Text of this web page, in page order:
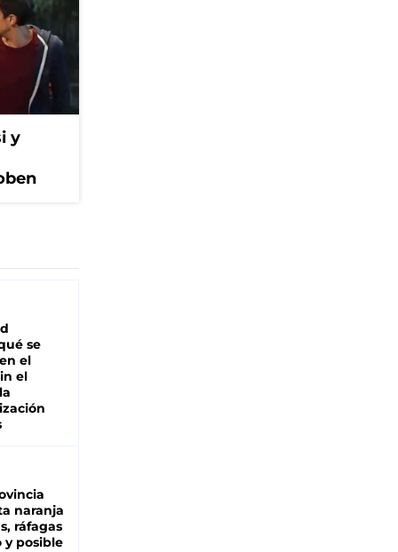
y
se
el
el
naranja
ráfagas
y posible